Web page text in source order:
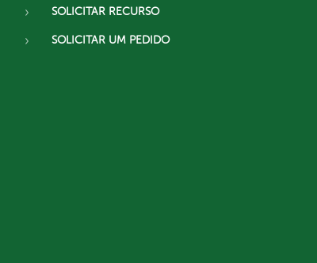
SOLICITAR RECURSO
SOLICITAR UM PEDIDO